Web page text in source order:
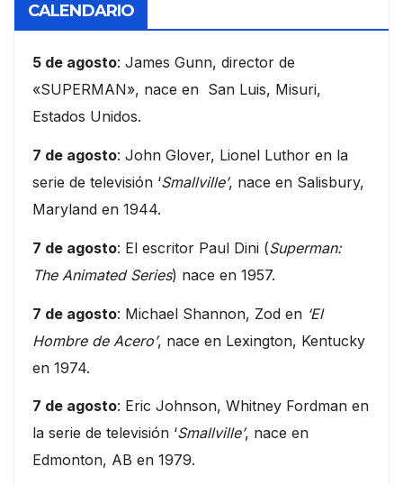
CALENDARIO
5 de agosto: James Gunn, director de
«SUPERMAN», nace en San Luis, Misuri,
Estados Unidos.
7 de agosto: John Glover, Lionel Luthor en la
serie de televisión ‘Smallville’, nace en Salisbury,
Maryland en 1944.
7 de agosto: El escritor Paul Dini (Superman:
The Animated Series) nace en 1957.
7 de agosto: Michael Shannon, Zod en ‘El
Hombre de Acero’, nace en Lexington, Kentucky
en 1974.
7 de agosto: Eric Johnson, Whitney Fordman en
la serie de televisión ‘Smallville’, nace en
Edmonton, AB en 1979.